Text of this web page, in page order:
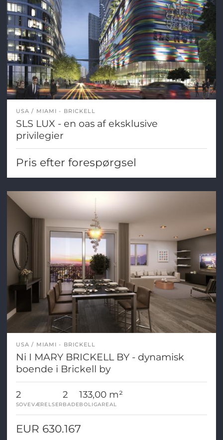
USA MIAMI - BRICKELL
SLS LUX - en oas af eksklusive
privilegier
Pris efter forespørgsel
USA MIAMI - BRICKELL
Ni I MARY BRICKELL BY - dynamisk
boende i Brickell by
2
SOVEVÆRELSER
2
BADE
133,00 m²
BOLIGAREAL
EUR 630.167